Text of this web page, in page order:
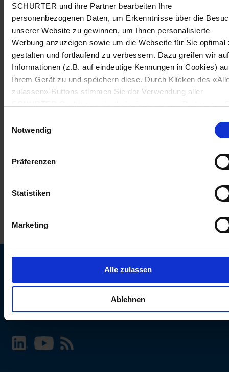
SCHURTER und ihre Partner bearbeiten Ihre
personenbezogenen Daten, um Erkenntnisse über die
unserer Website zu gewinnen, um Ihnen personalisierte
Werbung anzuzeigen sowie um die Webseite für Sie optimal
gestalten und fortlaufend zu verbessern. Dazu greifen wir auf
Informationen (z.B. auf eindeutige Kennungen in Cookies)
Ihrem Gerät zu und speichern diese. Durch Klicken des
zulassen»-Buttons stimmen Sie der Verwendung aller
«Cookie-Einstellungen verwalten» am Seitenende klicken.
Einstellungen werden unseren Partnern gemeldet und haben
keinen Einfluss auf die Browserdaten. Weitere Informationen
erhalten Sie in unserer
Notwendig
Präferenzen
Statistiken
Marketing
Alle zulassen
Ablehnen
SCHURTER Webseite und Sprache wählen
INTERNATIONAL - Deutsch